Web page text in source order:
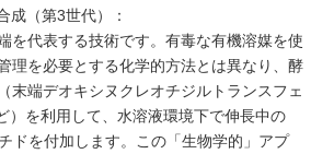
成（第3世代）：
を代表する技術です。有毒な有機溶媒を使
理を必要とする化学的方法とは異なり、酵
末端デオキシヌクレオチジルトランスフェ
）を利用して、水溶液環境下で伸長中の
ドを付加します。この「生物学的」アプ